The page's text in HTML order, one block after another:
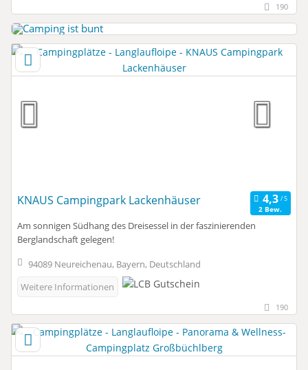
190
KNAUS Campingpark Lackenhäuser
2 Bew.
Am sonnigen Südhang des Dreisessel in der faszinierenden
Berglandschaft gelegen!
94089 Neureichenau, Bayern, Deutschland
Weitere Informationen
190